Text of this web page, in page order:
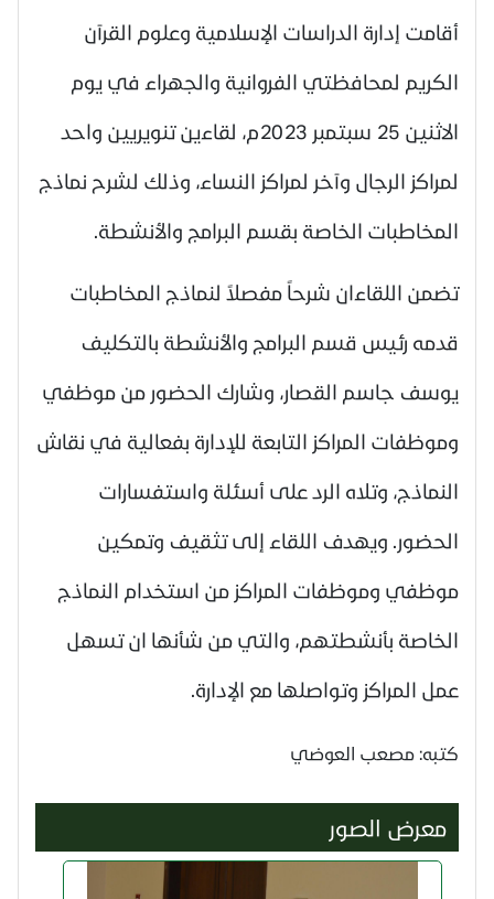
أقامت إدارة الدراسات الإسلامية وعلوم القرآن
الكريم لمحافظتي الفروانية والجهراء في يوم
الاثنين 25 سبتمبر 2023م، لقاءين تنويريين واحد
لمراكز الرجال وآخر لمراكز النساء، وذلك لشرح نماذج
المخاطبات الخاصة بقسم البرامج والأنشطة.
تضمن اللقاءان شرحاً مفصلاً لنماذج المخاطبات
قدمه رئيس قسم البرامج والأنشطة بالتكليف
يوسف جاسم القصار، وشارك الحضور من موظفي
وموظفات المراكز التابعة للإدارة بفعالية في نقاش
النماذج، وتلاه الرد على أسئلة واستفسارات
الحضور. ويهدف اللقاء إلى تثقيف وتمكين
موظفي وموظفات المراكز من استخدام النماذج
الخاصة بأنشطتهم، والتي من شأنها ان تسهل
عمل المراكز وتواصلها مع الإدارة.
كتبه: مصعب العوضي
معرض الصور